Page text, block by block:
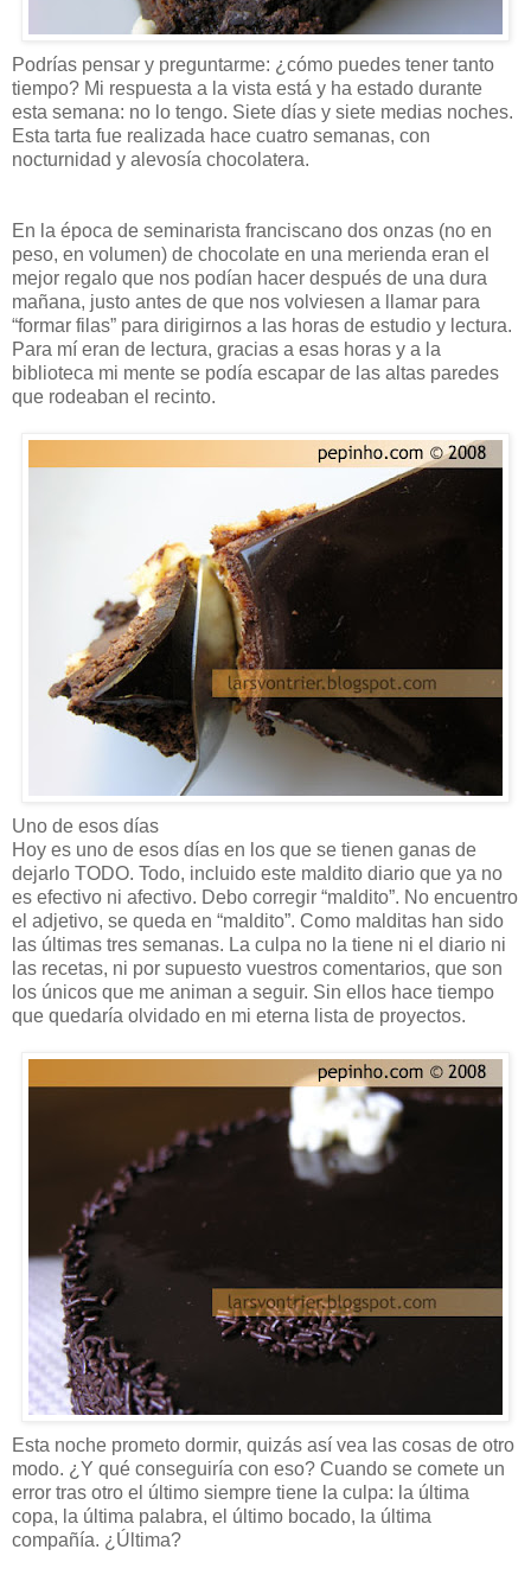
Podrías pensar y preguntarme: ¿cómo puedes tener tanto
tiempo? Mi respuesta a la vista está y ha estado durante
esta semana: no lo tengo. Siete días y siete medias noches.
Esta tarta fue realizada hace cuatro semanas, con
nocturnidad y alevosía chocolatera.
En la época de seminarista franciscano dos onzas (no en
peso, en volumen) de chocolate en una merienda eran el
mejor regalo que nos podían hacer después de una dura
mañana, justo antes de que nos volviesen a llamar para
“formar filas” para dirigirnos a las horas de estudio y lectura.
Para mí eran de lectura, gracias a esas horas y a la
biblioteca mi mente se podía escapar de las altas paredes
que rodeaban el recinto.
Uno de esos días
Hoy es uno de esos días en los que se tienen ganas de
dejarlo TODO. Todo, incluido este maldito diario que ya no
es efectivo ni afectivo. Debo corregir “maldito”. No encuentro
el adjetivo, se queda en “maldito”. Como malditas han sido
las últimas tres semanas. La culpa no la tiene ni el diario ni
las recetas, ni por supuesto vuestros comentarios, que son
los únicos que me animan a seguir. Sin ellos hace tiempo
que quedaría olvidado en mi eterna lista de proyectos.
Esta noche prometo dormir, quizás así vea las cosas de otro
modo. ¿Y qué conseguiría con eso? Cuando se comete un
error tras otro el último siempre tiene la culpa: la última
copa, la última palabra, el último bocado, la última
compañía. ¿Última?